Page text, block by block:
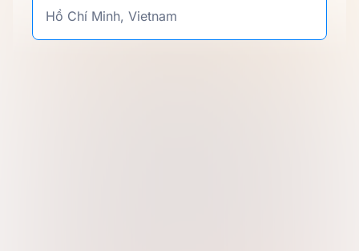
Hồ Chí Minh, Vietnam